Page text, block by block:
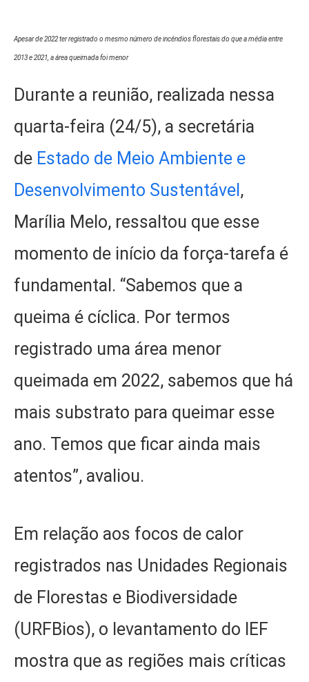
Apesar de 2022 ter registrado o mesmo número de incêndios florestais do que a média entre
2013 e 2021, a área queimada foi menor
Durante a reunião, realizada nessa
quarta-feira (24/5), a secretária
de Estado de Meio Ambiente e
Desenvolvimento Sustentável,
Marília Melo, ressaltou que esse
momento de início da força-tarefa é
fundamental. “Sabemos que a
queima é cíclica. Por termos
registrado uma área menor
queimada em 2022, sabemos que há
mais substrato para queimar esse
ano. Temos que ficar ainda mais
atentos”, avaliou.
Em relação aos focos de calor
registrados nas Unidades Regionais
de Florestas e Biodiversidade
(URFBios), o levantamento do IEF
mostra que as regiões mais críticas